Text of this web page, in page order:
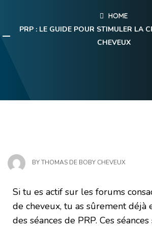
HOME
PRP : LE GUIDE POUR STIMULER LA
CHEVEUX
BYTHOMAS DE BOBY CHEVEUX
Si tu es actif sur les forums
de cheveux, tu as sûrement déjà
des séances de PRP. Ces